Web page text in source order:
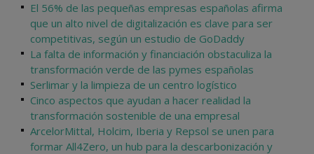
El 56% de las pequeñas empresas españolas afirma
que un alto nivel de digitalización es clave para ser
competitivas, según un estudio de GoDaddy
La falta de información y financiación obstaculiza la
transformación verde de las pymes españolas
Serlimar y la limpieza de un centro logístico
Cinco aspectos que ayudan a hacer realidad la
transformación sostenible de una empresal
ArcelorMittal, Holcim, Iberia y Repsol se unen para
formar All4Zero, un hub para la descarbonización y